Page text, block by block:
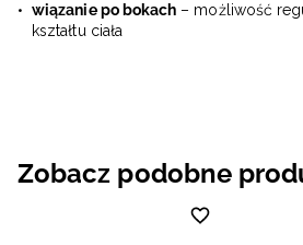
wiązanie po bokach – możliwość
kształtu ciała
Zobacz podobne